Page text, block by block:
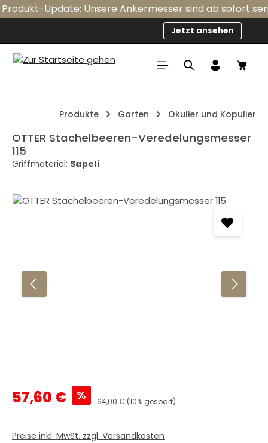
Zum Hauptinhalt springen
Update: Unsere Ankermesser sind ab sofort
Jetzt ansehen
Produkte Garten Okulier und Kopulier
OTTER Stachelbeeren-Veredelungsmesser
115
Griffmaterial: Sapeli
Bildergalerie überspringen
Verkaufspreis:
57,60 € % Regulärer Preis:
64,00 € (10% gespart)
Preise inkl. MwSt. zzgl. Versandkosten